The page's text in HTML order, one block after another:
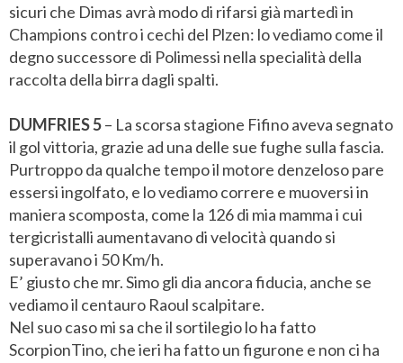
sicuri che Dimas avrà modo di rifarsi già martedì in
Champions contro i cechi del Plzen: lo vediamo come il
degno successore di Polimessi nella specialità della
raccolta della birra dagli spalti.
DUMFRIES 5– La scorsa stagione Fifino aveva segnato
il gol vittoria, grazie ad una delle sue fughe sulla fascia.
Purtroppo da qualche tempo il motore denzeloso pare
essersi ingolfato, e lo vediamo correre e muoversi in
maniera scomposta, come la 126 di mia mamma i cui
tergicristalli aumentavano di velocità quando si
superavano i 50 Km/h.
E’ giusto che mr. Simo gli dia ancora fiducia, anche se
vediamo il centauro Raoul scalpitare.
Nel suo caso mi sa che il sortilegio lo ha fatto
ScorpionTino, che ieri ha fatto un figurone e non ci ha